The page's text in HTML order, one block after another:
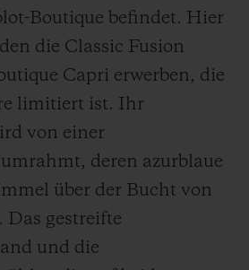
Boutique befindet. Hier
die Classic Fusion
Capri erwerben, die
limitiert ist. Ihr
von einer
deren azurblaue
über der Bucht von
Das gestreifte
und die